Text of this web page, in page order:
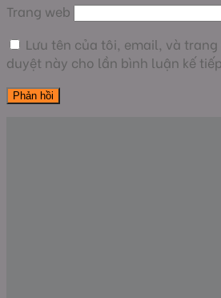
Trang web
Lưu tên của tôi, email, và
duyệt này cho lần bình luận kế